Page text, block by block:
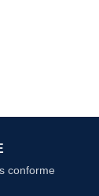
conforme